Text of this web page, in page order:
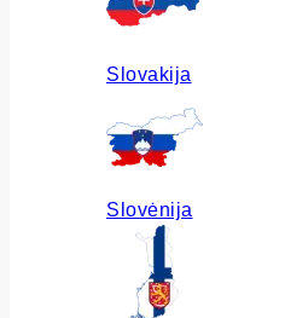
Slovakija
Slovėnija